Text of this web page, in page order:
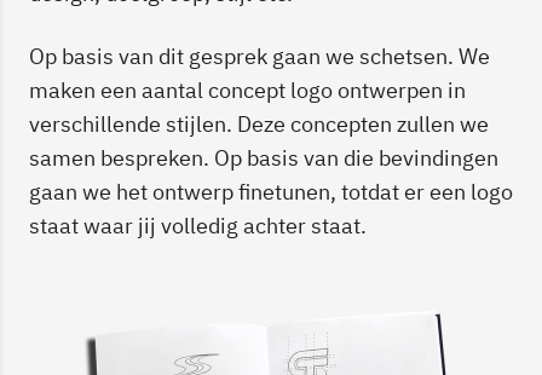
Op basis van dit gesprek gaan we schetsen. We
maken een aantal concept logo ontwerpen in
verschillende stijlen. Deze concepten zullen we
samen bespreken. Op basis van die bevindingen
gaan we het ontwerp finetunen, totdat er een logo
staat waar jij volledig achter staat.